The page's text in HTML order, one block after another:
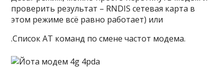
проверить результат – RNDIS сетевая карта в
этом режиме всё равно работает) или
.Список AT команд по смене частот модема.